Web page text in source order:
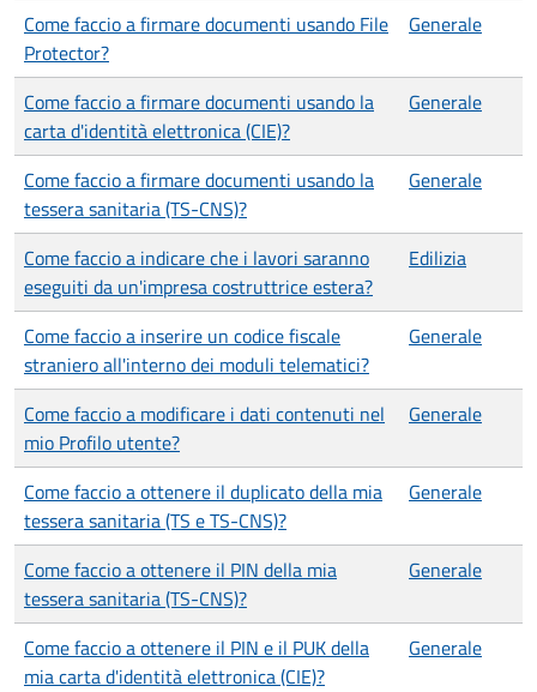
Come faccio a firmare documenti usando File
Protector?
Generale
Come faccio a firmare documenti usando la
carta d'identità elettronica (CIE)?
Generale
Come faccio a firmare documenti usando la
tessera sanitaria (TS-CNS)?
Generale
Come faccio a indicare che i lavori saranno
eseguiti da un'impresa costruttrice estera?
Edilizia
Come faccio a inserire un codice fiscale
straniero all'interno dei moduli telematici?
Generale
Come faccio a modificare i dati contenuti nel
mio Profilo utente?
Generale
Come faccio a ottenere il duplicato della mia
tessera sanitaria (TS e TS-CNS)?
Generale
Come faccio a ottenere il PIN della mia
tessera sanitaria (TS-CNS)?
Generale
Come faccio a ottenere il PIN e il PUK della
mia carta d'identità elettronica (CIE)?
Generale